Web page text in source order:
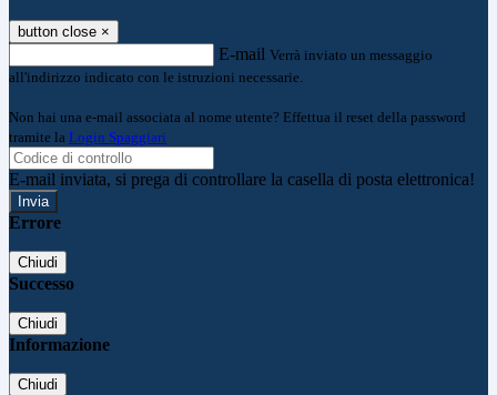
button close ×
E-mail Verrà inviato un messaggio
all'indirizzo indicato con le istruzioni necessarie.
Non hai una e-mail associata al nome utente? Effettua il reset della password
tramite la Login Spaggiari
E-mail inviata, si prega di controllare la casella di posta elettronica!
Errore
Chiudi
Successo
Chiudi
Informazione
Chiudi